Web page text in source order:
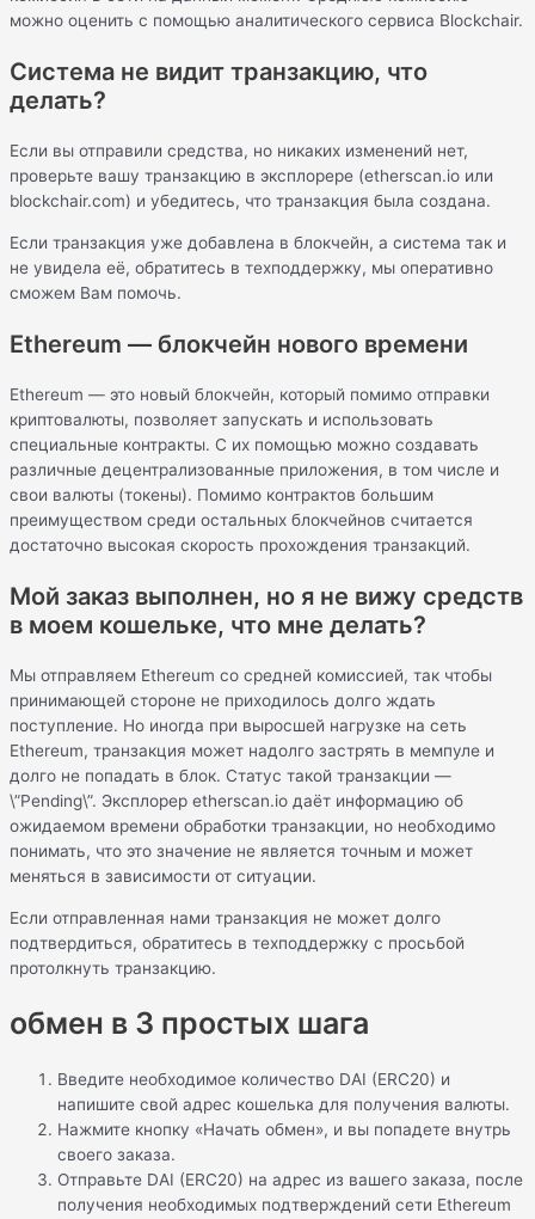
можно оценить с помощью аналитического сервиса Blockchair.
Система не видит транзакцию, что
делать?
Если вы отправили средства, но никаких изменений нет,
проверьте вашу транзакцию в эксплорере (etherscan.io или
blockchair.com) и убедитесь, что транзакция была создана.
Если транзакция уже добавлена в блокчейн, а система так и
не увидела её, обратитесь в техподдержку, мы оперативно
сможем Вам помочь.
Ethereum — блокчейн нового времени
Ethereum — это новый блокчейн, который помимо отправки
криптовалюты, позволяет запускать и использовать
специальные контракты. С их помощью можно создавать
различные децентрализованные приложения, в том числе и
свои валюты (токены). Помимо контрактов большим
преимуществом среди остальных блокчейнов считается
достаточно высокая скорость прохождения транзакций.
Мой заказ выполнен, но я не вижу средств
в моем кошельке, что мне делать?
Мы отправляем Ethereum со средней комиссией, так чтобы
принимающей стороне не приходилось долго ждать
поступление. Но иногда при выросшей нагрузке на сеть
Ethereum, транзакция может надолго застрять в мемпуле и
долго не попадать в блок. Статус такой транзакции —
\”Pending\”. Эксплорер etherscan.io даёт информацию об
ожидаемом времени обработки транзакции, но необходимо
понимать, что это значение не является точным и может
меняться в зависимости от ситуации.
Если отправленная нами транзакция не может долго
подтвердиться, обратитесь в техподдержку с просьбой
протолкнуть транзакцию.
обмен в 3 простых шага
Введите необходимое количество DAI (ERC20) и
напишите свой адрес кошелька для получения валюты.
Нажмите кнопку «Начать обмен», и вы попадете внутрь
своего заказа.
Отправьте DAI (ERC20) на адрес из вашего заказа, после
получения необходимых подтверждений сети Ethereum